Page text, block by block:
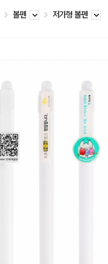
볼펜 저가형 볼펜